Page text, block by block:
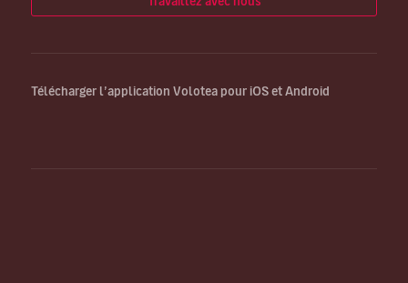
Télécharger l’application Volotea pour iOS et Android